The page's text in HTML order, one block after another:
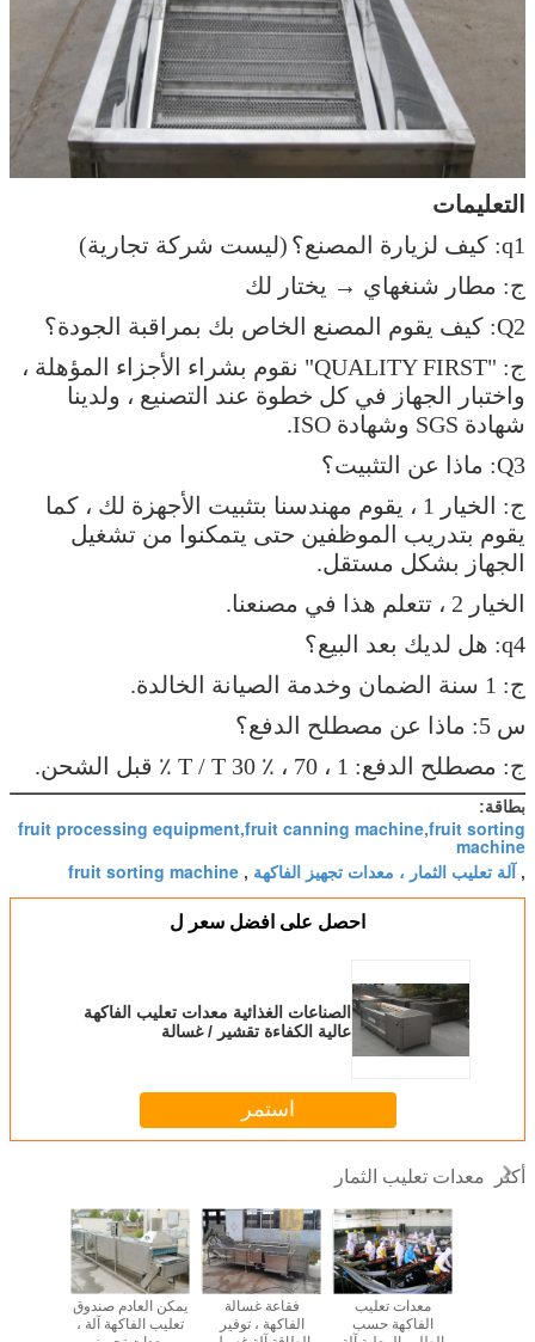
التعليمات
q1: كيف لزيارة المصنع؟
(ليست شركة تجارية)
ج: مطار شنغهاي → يختار لك
Q2: كيف يقوم المصنع الخاص بك بمراقبة الجودة؟
ج: "QUALITY FIRST" نقوم بشراء الأجزاء المؤهلة ،
واختبار الجهاز في كل خطوة عند التصنيع ، ولدينا
شهادة SGS وشهادة ISO.
Q3: ماذا عن التثبيت؟
ج: الخيار 1 ، يقوم مهندسنا بتثبيت الأجهزة لك ، كما
يقوم بتدريب الموظفين حتى يتمكنوا من تشغيل
الجهاز بشكل مستقل.
الخيار 2 ، تتعلم هذا في مصنعنا.
q4: هل لديك بعد البيع؟
ج: 1 سنة الضمان وخدمة الصيانة الخالدة.
س 5: ماذا عن مصطلح الدفع؟
ج: مصطلح الدفع: 1 ، T / T 30 ٪ ، 70 ٪ قبل الشحن.
بطاقة:
fruit processing equipment,fruit canning machine,fruit sorting
machine
, آلة تعليب الثمار ، معدات تجهيز الفاكهة ,
fruit sorting machine
احصل على افضل سعر ل
الصناعات الغذائية معدات تعليب الفاكهة
عالية الكفاءة تقشير / غسالة
استمر
أكثر معدات تعليب الثمار
يمكن العادم صندوق
تعليب الفاكهة آلة ،
فقاعة غسالة
الفاكهة ، توفير
معدات تعليب
الفاكهة حسب